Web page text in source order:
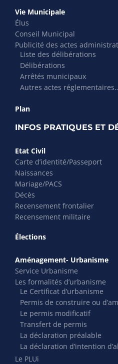
Vie Municipale
Élus
Conseil Municipal
Publicité des actes
Liste des délibérations
Délibérations
Arrêtés municipaux
Autres actes
Plan
INFOS PRATIQUES ET
Etat Civil
Carte d’identité/Passeport
Naissances
Mariage/PACS
Décès
Recensement frontalier
Recensement militaire
Élections
Aménagement- Urbanisme
Service Urbanisme
Les formalités d’urbanisme
Le Certificat d’urbanisme
Permis de construire ou
Le permis modificatif
Transfert de permis
La déclaration préalable
La déclaration d’intention
Le PLUi